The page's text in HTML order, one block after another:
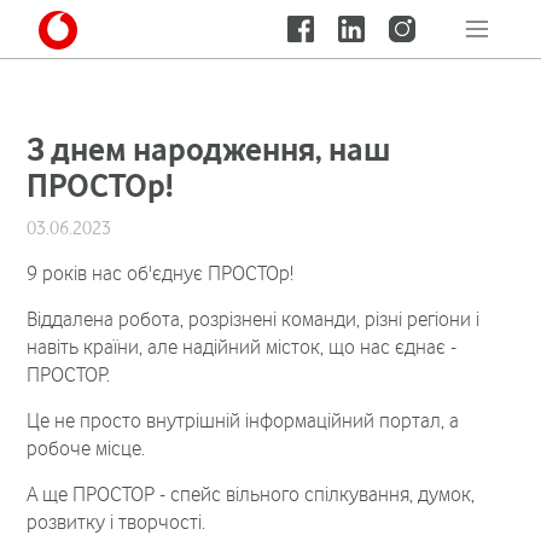
З днем народження, наш
ПРОСТОр!
03.06.2023
9 років нас об'єднує ПРОСТОр!
Віддалена робота, розрізнені команди, різні регіони і
навіть країни, але надійний місток, що нас єднає -
ПРОСТОР.
Це не просто внутрішній інформаційний портал, а
робоче місце.
А ще ПРОСТОР - спейс вільного спілкування, думок,
розвитку і творчості.